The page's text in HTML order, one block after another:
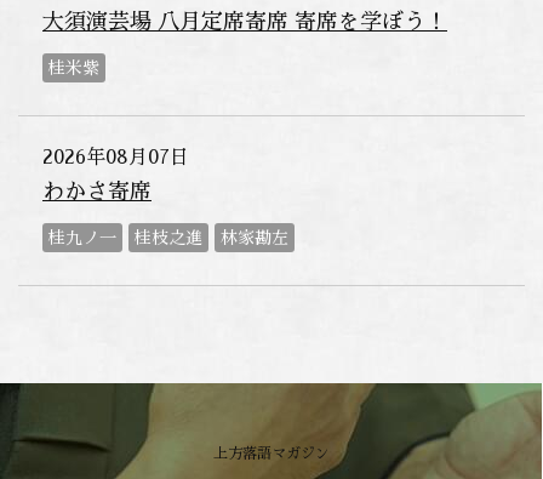
大須演芸場 八月定席寄席 寄席を学ぼう！
桂米紫
2026年08月07日
わかさ寄席
桂九ノ一 桂枝之進 林家勘左
上方落語マガジン